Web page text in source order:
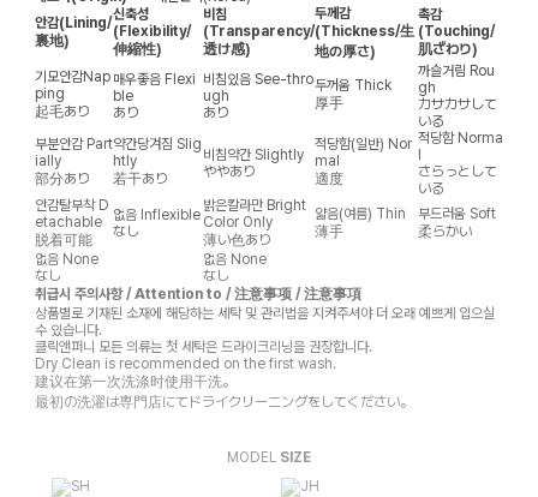
안감(Lining/
裏地)
신축성
(Flexibility/
伸縮性)
비침
(Transparency/
透け感)
두께감
(Thickness/生
地の厚さ)
촉감
(Touching/
肌ざわり)
기모안감Nap
ping
起毛あり
매우좋음 Flexi
ble
あり
비침있음 See-thro
ugh
あり
두꺼움 Thick
厚手
까슬거림 Rou
gh
カサカサして
いる
부분안감 Part
ially
部分あり
약간당겨짐 Slig
htly
若干あり
비침약간 Slightly
ややあり
적당함(일반) Nor
mal
適度
적당함 Norma
l
さらっとして
いる
안감탈부착 D
etachable
脱着可能
없음 Inflexible
なし
밝은칼라만 Bright
Color Only
薄い色あり
얇음(여름) Thin
薄手
부드러움 Soft
柔らかい
없음 None
なし
없음 None
なし
취급시 주의사항 / Attention to / 注意事项 / 注意事項
상품별로 기재된 소재에 해당하는 세탁 및 관리법을 지켜주셔야 더 오래 예쁘게 입으실
수 있습니다.
클릭앤퍼니 모든 의류는 첫 세탁은 드라이크리닝을 권장합니다.
Dry Clean is recommended on the first wash.
建议在第一次洗涤时使用干洗。
最初の洗濯は専門店にてドライクリーニングをしてください。
MODEL SIZE